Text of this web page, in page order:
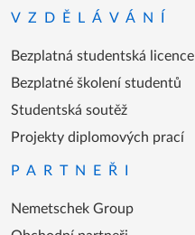
VZDĚLÁVÁNÍ
Bezplatná studentská licence
Bezplatné školení studentů
Studentská soutěž
Projekty diplomových prací
PARTNEŘI
Nemetschek Group